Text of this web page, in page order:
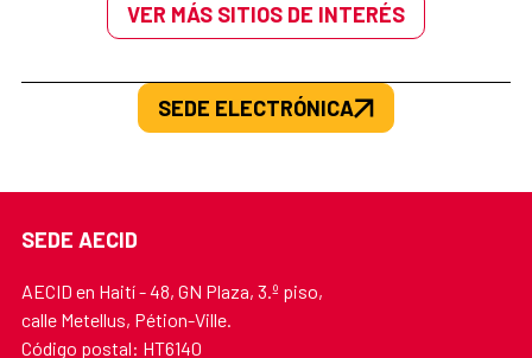
VER MÁS SITIOS DE INTERÉS
SEDE ELECTRÓNICA
SEDE AECID
AECID en Haití - 48, GN Plaza, 3.º piso,
calle Metellus, Pétion-Ville.
Código postal: HT6140